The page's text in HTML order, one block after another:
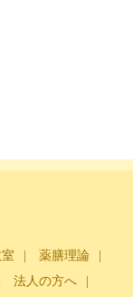
薬膳理論
法人の方へ